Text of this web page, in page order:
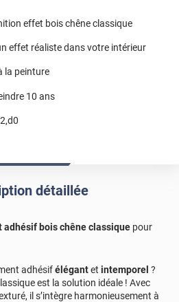
effet bois chêne classique
effet réaliste dans votre intérieur
la peinture
10 ans
détaillée
adhésif bois chêne classique pour
adhésifélégantet intemporel ?
est la solution idéale ! Avec
il s’intègre harmonieusement à